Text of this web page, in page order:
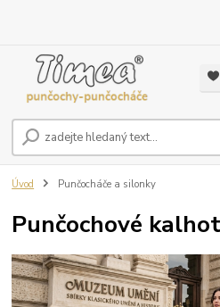
Úvod Punčocháče a silonky
Punčochové